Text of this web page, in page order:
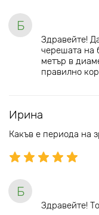
Б
Здравейте!
черешата на
метър в
правилно
Ирина
Какъв е периода на
Б
Здравейте!